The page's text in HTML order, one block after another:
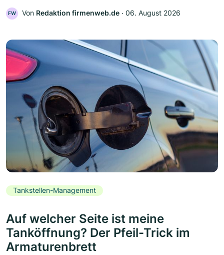
FW Von Redaktion firmenweb.de ‧ 06. August 2026
Tankstellen-Management
Auf welcher Seite ist meine
Tanköffnung? Der Pfeil-Trick im
Armaturenbrett